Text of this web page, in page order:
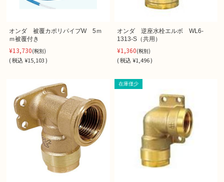
オンダ 被覆カポリパイプW 5ｍ
ｍ被覆付き
¥13,730(税別)
(税込¥15,103 )
オンダ 逆座水栓エルボ WL6-
1313-S（共用）
¥1,360(税別)
(税込 ¥1,496 )
在庫僅少